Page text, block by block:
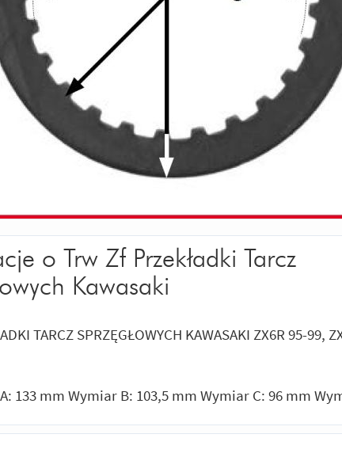
o Trw Zf Przekładki Tarcz
Kawasaki
TARCZ SPRZĘGŁOWYCH KAWASAKI ZX6R 95-99,
133 mm Wymiar B: 103,5 mm Wymiar C: 96 mm